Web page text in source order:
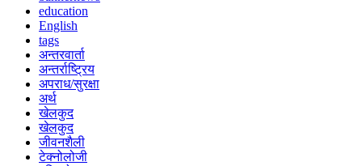
education
English
tags
अन्तरवार्ता
अन्तर्राष्ट्रिय
अपराध/सुरक्षा
अर्थ
खेलकुद
खेलकुद
जीवनशैली
टेक्नोलोजी